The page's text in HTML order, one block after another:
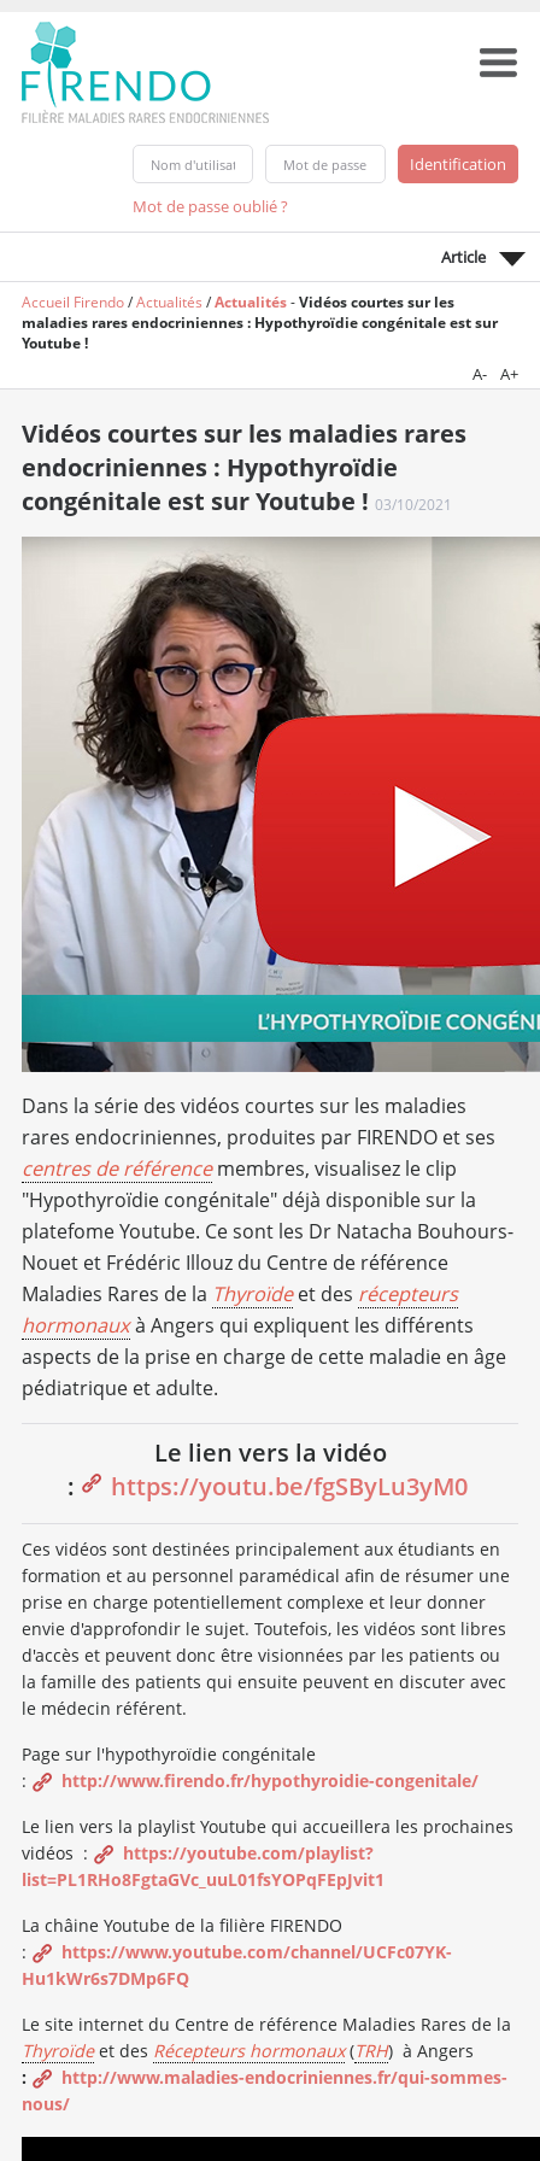
Mot de passe oublié ?
Article
Accueil Firendo/Actualités /Actualités-Vidéos courtes sur les
maladies rares endocriniennes : Hypothyroïdie congénitale est sur
Youtube !
A- A+
Vidéos courtes sur les maladies rares
endocriniennes : Hypothyroïdie
congénitale est sur Youtube ! 03/10/2021
Dans la série des vidéos courtes sur les maladies
rares endocriniennes, produites par FIRENDO et ses
centres de référencemembres, visualisez le clip
"Hypothyroïdie congénitale" déjà disponible sur la
platefome Youtube. Ce sont les Dr Natacha Bouhours-
Nouet et Frédéric Illouz du Centre de référence
Maladies Rares de la Thyroïdeet des récepteurs
hormonauxà Angers qui expliquent les différents
aspects de la prise en charge de cette maladie en âge
pédiatrique et adulte.
Le lien vers la vidéo
:
https://youtu.be/fgSByLu3yM0
Ces vidéos sont destinées principalement aux étudiants en
formation et au personnel paramédical afin de résumer une
prise en charge potentiellement complexe et leur donner
envie d'approfondir le sujet. Toutefois, les vidéos sont libres
d'accès et peuvent donc être visionnées par les patients ou
la famille des patients qui ensuite peuvent en discuter avec
le médecin référent.
Page sur l'hypothyroïdie congénitale
:
http://www.firendo.fr/hypothyroidie-congenitale/
Le lien vers la playlist Youtube qui accueillera les prochaines
vidéos :
https://youtube.com/playlist?
list=PL1RHo8FgtaGVc_uuL01fsYOPqFEpJvit1
La châine Youtube de la filière FIRENDO
:
https://www.youtube.com/channel/UCFc07YK-
Hu1kWr6s7DMp6FQ
Le site internet du Centre de référence Maladies Rares de la
Thyroïdeet des Récepteurs hormonaux(TRH) à Angers
:
http://www.maladies-endocriniennes.fr/qui-sommes-
nous/